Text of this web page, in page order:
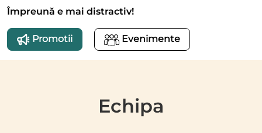
Împreună e mai distractiv!
Promotii Evenimente
Echipa